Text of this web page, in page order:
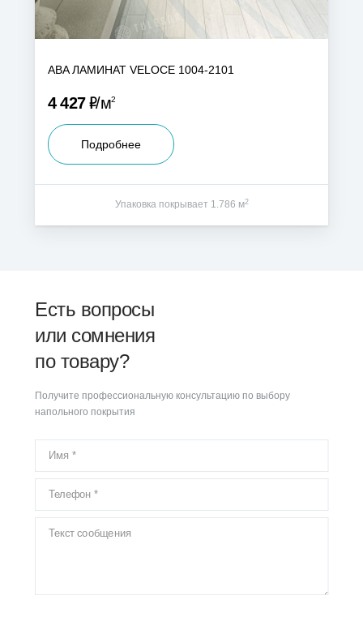
ABA ЛАМИНАТ VELOCE 1004-2101
4 427Р м2
Подробнее
Упаковка покрывает 1.786 м2
Есть вопросы
или сомнения
по товару?
Получите профессиональную консультацию по выбору
напольного покрытия